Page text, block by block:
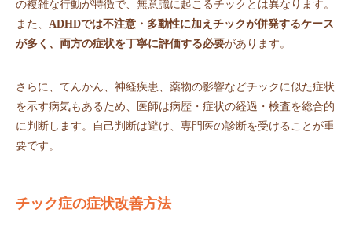
の複雑な行動が特徴で、無意識に起こるチックとは異なります。
また、 ADHDでは不注意・多動性に加えチックが併発するケース
が多く、両方の症状を丁寧に評価する必要があります。
さらに、てんかん、神経疾患、薬物の影響などチックに似た症状
を示す病気もあるため、医師は病歴・症状の経過・検査を総合的
に判断します。自己判断は避け、専門医の診断を受けることが重
要です。
チック症の症状改善方法